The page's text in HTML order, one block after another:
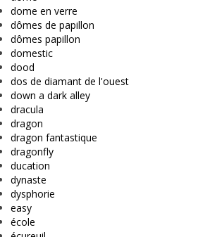
dome en verre
dômes de papillon
dômes papillon
domestic
dood
dos de diamant de l'ouest
down a dark alley
dracula
dragon
dragon fantastique
dragonfly
ducation
dynaste
dysphorie
easy
école